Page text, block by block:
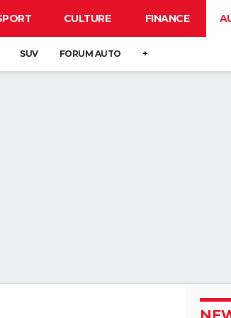
CULTURE FINANCE
SUV FORUM AUTO +